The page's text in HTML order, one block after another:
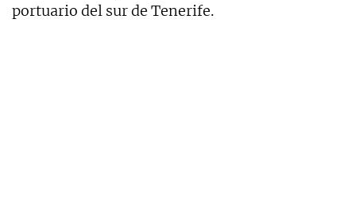
portuario del sur de Tenerife.